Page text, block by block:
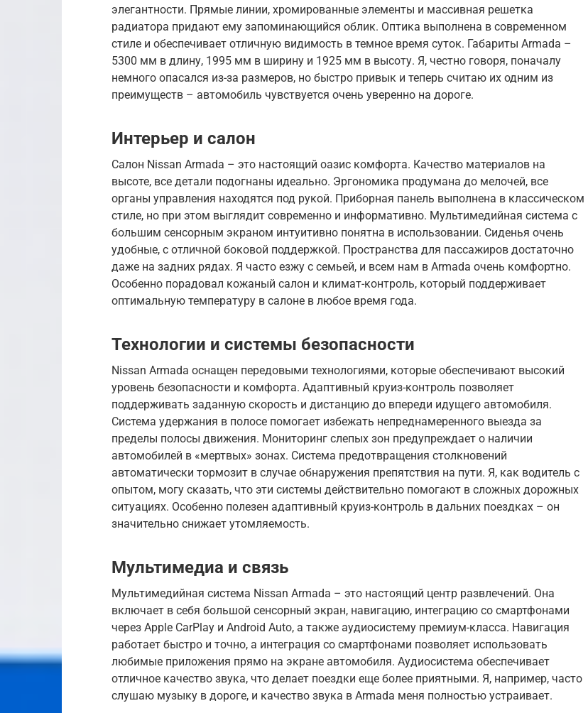
элегантности. Прямые линии, хромированные элементы и массивная решетка
радиатора придают ему запоминающийся облик. Оптика выполнена в современном
стиле и обеспечивает отличную видимость в темное время суток. Габариты Armada –
5300 мм в длину, 1995 мм в ширину и 1925 мм в высоту. Я, честно говоря, поначалу
немного опасался из-за размеров, но быстро привык и теперь считаю их одним из
преимуществ – автомобиль чувствуется очень уверенно на дороге.
Интерьер и салон
Салон Nissan Armada – это настоящий оазис комфорта. Качество материалов на
высоте, все детали подогнаны идеально. Эргономика продумана до мелочей, все
органы управления находятся под рукой. Приборная панель выполнена в классическом
стиле, но при этом выглядит современно и информативно. Мультимедийная система с
большим сенсорным экраном интуитивно понятна в использовании. Сиденья очень
удобные, с отличной боковой поддержкой. Пространства для пассажиров достаточно
даже на задних рядах. Я часто езжу с семьей, и всем нам в Armada очень комфортно.
Особенно порадовал кожаный салон и климат-контроль, который поддерживает
оптимальную температуру в салоне в любое время года.
Технологии и системы безопасности
Nissan Armada оснащен передовыми технологиями, которые обеспечивают высокий
уровень безопасности и комфорта. Адаптивный круиз-контроль позволяет
поддерживать заданную скорость и дистанцию до впереди идущего автомобиля.
Система удержания в полосе помогает избежать непреднамеренного выезда за
пределы полосы движения. Мониторинг слепых зон предупреждает о наличии
автомобилей в «мертвых» зонах. Система предотвращения столкновений
автоматически тормозит в случае обнаружения препятствия на пути. Я, как водитель с
опытом, могу сказать, что эти системы действительно помогают в сложных дорожных
ситуациях. Особенно полезен адаптивный круиз-контроль в дальних поездках – он
значительно снижает утомляемость.
Мультимедиа и связь
Мультимедийная система Nissan Armada – это настоящий центр развлечений. Она
включает в себя большой сенсорный экран, навигацию, интеграцию со смартфонами
через Apple CarPlay и Android Auto, а также аудиосистему премиум-класса. Навигация
работает быстро и точно, а интеграция со смартфонами позволяет использовать
любимые приложения прямо на экране автомобиля. Аудиосистема обеспечивает
отличное качество звука, что делает поездки еще более приятными. Я, например, часто
слушаю музыку в дороге, и качество звука в Armada меня полностью устраивает.